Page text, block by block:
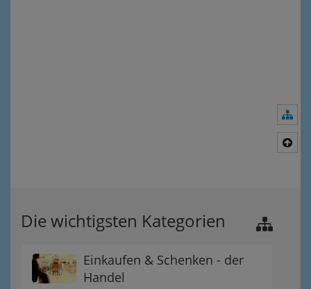
Die wichtigsten Kategorien
Einkaufen & Schenken - der
Handel